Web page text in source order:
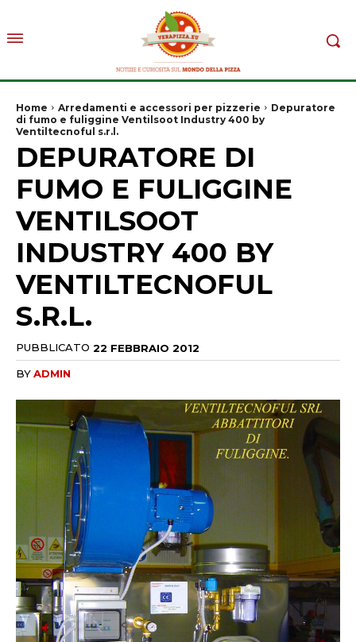
Home Arredamenti e accessori per pizzerie
Depuratore
di fumo e fuliggine Ventilsoot Industry 400 by
Ventiltecnoful s.r.l.
DEPURATORE DI
FUMO E FULIGGINE
VENTILSOOT
INDUSTRY 400 BY
VENTILTECNOFUL
S.R.L.
PUBBLICATO 22 FEBBRAIO 2012
BYADMIN